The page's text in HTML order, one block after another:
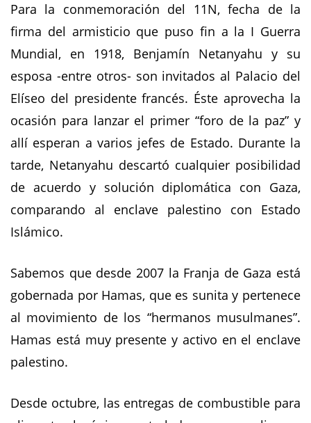
Para la conmemoración del 11N, fecha de la
firma del armisticio que puso fin a la I Guerra
Mundial, en 1918, Benjamín Netanyahu y su
esposa -entre otros- son invitados al Palacio del
Elíseo del presidente francés. Éste aprovecha la
ocasión para lanzar el primer “foro de la paz” y
allí esperan a varios jefes de Estado. Durante la
tarde, Netanyahu descartó cualquier posibilidad
de acuerdo y solución diplomática con Gaza,
comparando al enclave palestino con Estado
Islámico.
Sabemos que desde 2007 la Franja de Gaza está
gobernada por Hamas, que es sunita y pertenece
al movimiento de los “hermanos musulmanes”.
Hamas está muy presente y activo en el enclave
palestino.
Desde octubre, las entregas de combustible para